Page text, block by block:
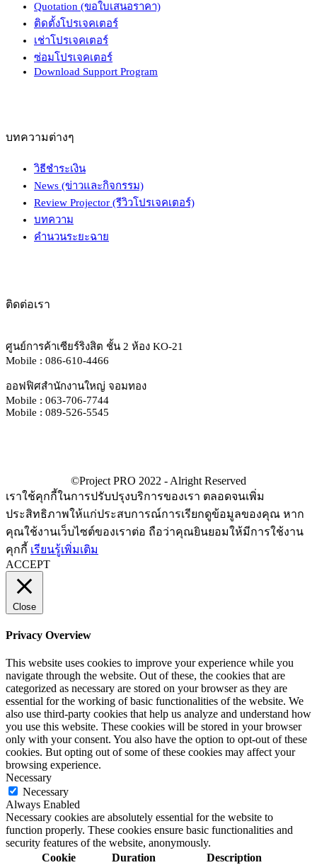
Quotation (ขอใบเสนอราคา)
ติดตั้งโปรเจคเตอร์
เช่าโปรเจคเตอร์
ซ่อมโปรเจคเตอร์
Download Support Program
บทความต่างๆ
วิธีชำระเงิน
News (ข่าวและกิจกรรม)
Review Projector (รีวิวโปรเจคเตอร์)
บทความ
คำนวนระยะฉาย
ติดต่อเรา
ศูนย์การค้าเซียร์ริงสิต ชั้น 2 ห้อง KO-21
Mobile : 086-610-4466
ออฟฟิศสำนักงานใหญ่ จอมทอง
Mobile : 063-706-7744
Mobile : 089-526-5545
เราใช้คุกกี้ในการปรับปรุงบริการของเรา ตลอดจนเพิ่ม
ประสิทธิภาพให้แก่ประสบการณ์การเรียกดูข้อมูลของคุณ หาก
คุณใช้งานเว็บไซต์ของเราต่อ ถือว่าคุณยินยอมให้มีการใช้งาน
คุกกี้ เรียนรู้เพิ่มเติม
ACCEPT
Close
Privacy Overview
This website uses cookies to improve your experience while you
navigate through the website. Out of these, the cookies that are
categorized as necessary are stored on your browser as they are
essential for the working of basic functionalities of the website. We
also use third-party cookies that help us analyze and understand how
you use this website. These cookies will be stored in your browser
only with your consent. You also have the option to opt-out of these
cookies. But opting out of some of these cookies may affect your
browsing experience.
Necessary
Necessary
Always Enabled
Necessary cookies are absolutely essential for the website to
function properly. These cookies ensure basic functionalities and
security features of the website, anonymously.
Cookie
Duration Description